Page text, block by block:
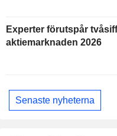
Experter förutspår
aktiemarknaden 2026
Senaste nyheterna